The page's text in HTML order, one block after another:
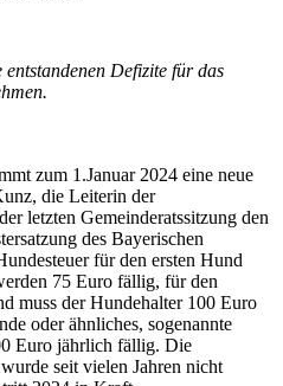
Defizite für das
zum 1.Januar 2024 eine neue
die Leiterin der
letzten Gemeinderatssitzung den
des Bayerischen
für den ersten Hund
75 Euro fällig, für den
muss der Hundehalter 100 Euro
oder ähnliches, sogenannte
Euro jährlich fällig. Die
seit vielen Jahren nicht